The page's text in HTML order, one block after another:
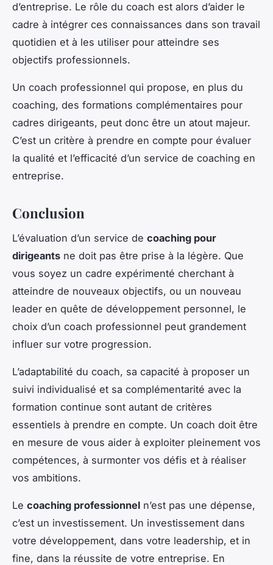
d’entreprise. Le rôle du coach est alors d’aider le
cadre à intégrer ces connaissances dans son travail
quotidien et à les utiliser pour atteindre ses
objectifs professionnels.
Un coach professionnel qui propose, en plus du
coaching, des formations complémentaires pour
cadres dirigeants, peut donc être un atout majeur.
C’est un critère à prendre en compte pour évaluer
la qualité et l’efficacité d’un service de coaching en
entreprise.
Conclusion
L’évaluation d’un service de coaching pour
dirigeants ne doit pas être prise à la légère. Que
vous soyez un cadre expérimenté cherchant à
atteindre de nouveaux objectifs, ou un nouveau
leader en quête de développement personnel, le
choix d’un coach professionnel peut grandement
influer sur votre progression.
L’adaptabilité du coach, sa capacité à proposer un
suivi individualisé et sa complémentarité avec la
formation continue sont autant de critères
essentiels à prendre en compte. Un coach doit être
en mesure de vous aider à exploiter pleinement vos
compétences, à surmonter vos défis et à réaliser
vos ambitions.
Le coaching professionnel n’est pas une dépense,
c’est un investissement. Un investissement dans
votre développement, dans votre leadership, et in
fine, dans la réussite de votre entreprise. En